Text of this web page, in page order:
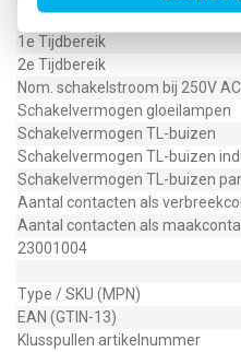
2e Tijdbereik eenheid
1e Tijdbereik
2e Tijdbereik
Nom. schakelstroom bij 250V AC
Schakelvermogen gloeilampen
Schakelvermogen TL-buizen
Schakelvermogen TL-buizen
Schakelvermogen TL-buizen
Aantal contacten als
Aantal contacten als
23001004
Type / SKU (MPN)
EAN (GTIN-13)
Klusspullen artikelnummer